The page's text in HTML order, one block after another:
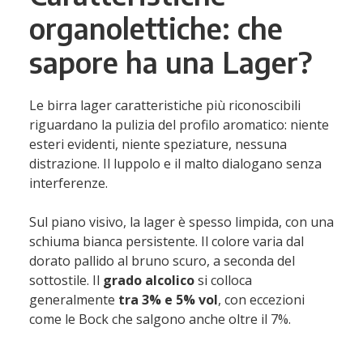
organolettiche: che
sapore ha una Lager?
Le birra lager caratteristiche più riconoscibili
riguardano la pulizia del profilo aromatico: niente
esteri evidenti, niente speziature, nessuna
distrazione. Il luppolo e il malto dialogano senza
interferenze.
Sul piano visivo, la lager è spesso limpida, con una
schiuma bianca persistente. Il colore varia dal
dorato pallido al bruno scuro, a seconda del
sottostile. Il grado alcolicosi colloca
generalmente tra 3% e 5% vol, con eccezioni
come le Bock che salgono anche oltre il 7%.